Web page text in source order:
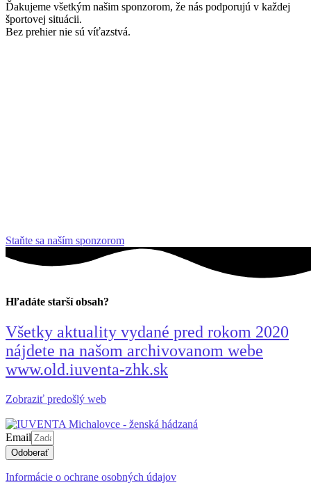
Ďakujeme všetkým našim sponzorom, že nás podporujú v každej
športovej situácii.
Bez prehier nie sú víťazstvá.
Staňte sa naším sponzorom
Hľadáte starší obsah?
Všetky aktuality vydané pred rokom 2020
nájdete na našom archivovanom webe
www.old.iuventa-zhk.sk
Zobraziť predošlý web
Email
Odoberať
Informácie o ochrane osobných údajov